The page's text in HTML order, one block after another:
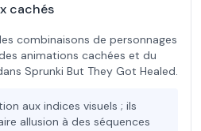
cachés
combinaisons de personnages
animations cachées et du
Sprunki But They Got Healed.
aux indices visuels ; ils
allusion à des séquences